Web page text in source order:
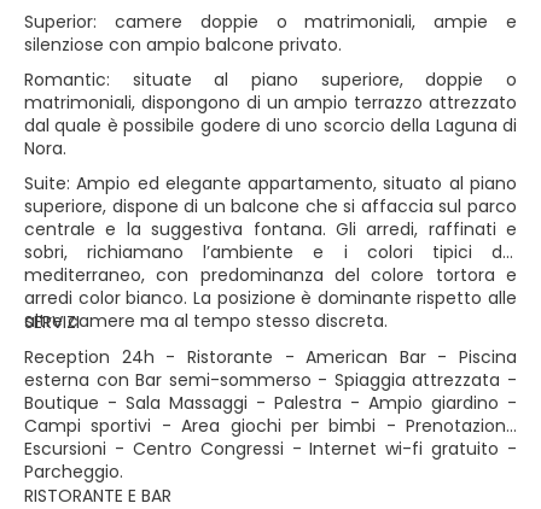
Superior: camere doppie o matrimoniali, ampie e
silenziose con ampio balcone privato.
Romantic: situate al piano superiore, doppie o
matrimoniali, dispongono di un ampio terrazzo attrezzato
dal quale è possibile godere di uno scorcio della Laguna di
Nora.
Suite: Ampio ed elegante appartamento, situato al piano
superiore, dispone di un balcone che si affaccia sul parco
centrale e la suggestiva fontana. Gli arredi, raffinati e
sobri, richiamano l’ambiente e i colori tipici del
mediterraneo, con predominanza del colore tortora e
arredi color bianco. La posizione è dominante rispetto alle
altre camere ma al tempo stesso discreta.
SERVIZI
Reception 24h - Ristorante - American Bar - Piscina
esterna con Bar semi-sommerso - Spiaggia attrezzata -
Boutique - Sala Massaggi - Palestra - Ampio giardino -
Campi sportivi - Area giochi per bimbi - Prenotazione
Escursioni - Centro Congressi - Internet wi-fi gratuito -
Parcheggio.
RISTORANTE E BAR